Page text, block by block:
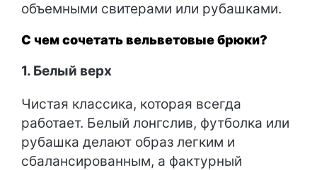
объемными свитерами или рубашками.
С чем сочетать вельветовые брюки?
1. Белый верх
Чистая классика, которая всегда
работает. Белый лонгслив, футболка или
рубашка делают образ легким и
сбалансированным, а фактурный